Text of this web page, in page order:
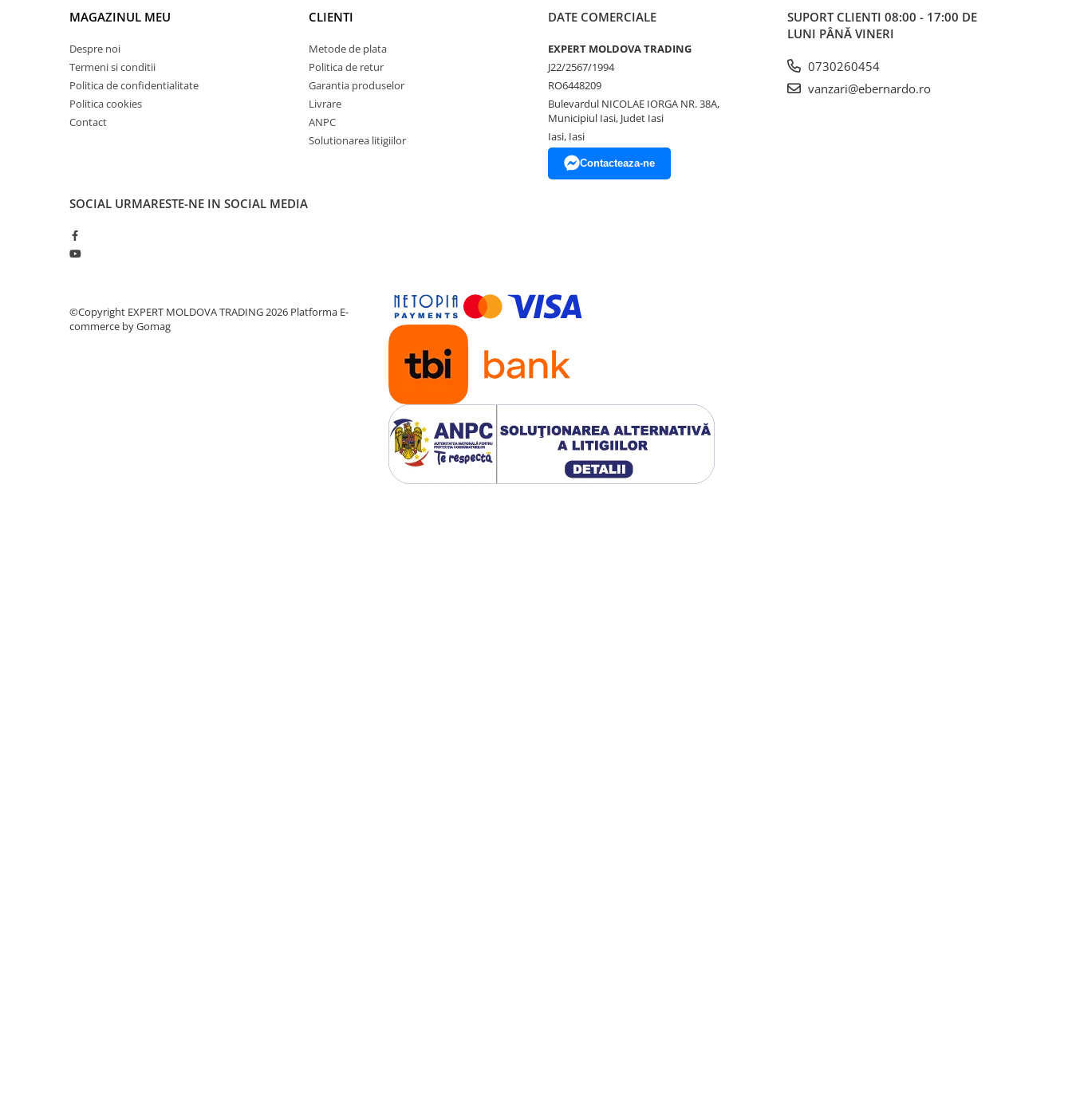
Mandrină cu 4 fălci din fontă
Mandrină cu 4 fălci din otel
Seturi de unelte pentru strungarie
Standuri pentru strunguri
Instrumente de prindere
Fălci pentru PHV / VHV
Mese rotative / mese inclinabile /
Instrumente de masurare
MAGAZINUL MEU
Despre noi
Termeni si conditii
Politica de confidentialitate
Politica cookies
Contact
CLIENTI
Metode de plata
Politica de retur
Garantia produselor
Livrare
ANPC
Solutionarea litigiilor
DATE COMERCIALE
EXPERT MOLDOVA TRADING
J22/2567/1994
RO6448209
Bulevardul NICOLAE IORGA NR. 38A,
Municipiul Iasi, Judet Iasi
Iasi, Iasi
Contacteaza-ne
SUPORT CLIENTI 08:00 - 17:00 DE
LUNI PÂNĂ VINERI
0730260454
vanzari@ebernardo.ro
SOCIAL URMARESTE-NE IN SOCIAL MEDIA
©Copyright EXPERT MOLDOVA TRADING 2026 Platforma E-
commerce by Gomag